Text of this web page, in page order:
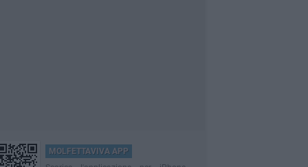
MOLFETTAVIVA APP